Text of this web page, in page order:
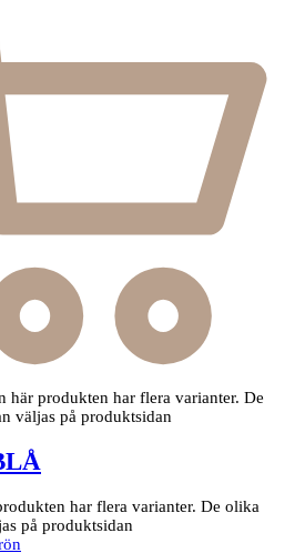
här produkten har flera varianter. De
väljas på produktsidan
har flera varianter. De olika
på produktsidan